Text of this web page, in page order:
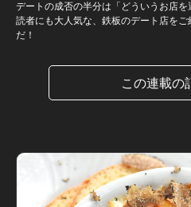
デートの成否の半分は「どういうお店
読者にも大人気な、鉄板のデート店を
だ！
この連載の